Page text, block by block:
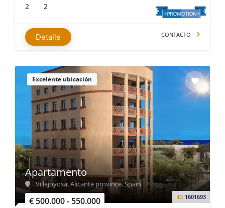
2 2
Detalle CONTACTO
Excelente ubicación
€ 500.000 - 550.000 ID: 1601693
Apartamento
Villajoyosa, Alicante province, Spain